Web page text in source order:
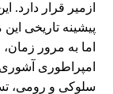
ازمیر قرار دارد.
اما به مرور
امپراطوری
سلوکی و رومی،